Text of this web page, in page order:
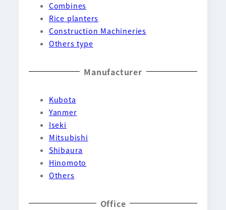
Combines
Rice planters
Construction Machineries
Others type
Manufacturer
Kubota
Yanmer
Iseki
Mitsubishi
Shibaura
Hinomoto
Others
Office